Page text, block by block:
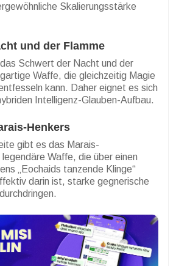
Skalierungsstärke
und der Flamme
Schwert der Nacht und der
Waffe, die gleichzeitig Magie
kann. Daher eignet es sich
Intelligenz-Glauben-Aufbau.
Henkers
gibt es das Marais-
Waffe, die über einen
„Eochaids tanzende Klinge“
darin ist, starke gegnerische